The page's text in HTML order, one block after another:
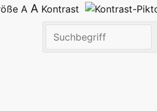
A A Kontrast